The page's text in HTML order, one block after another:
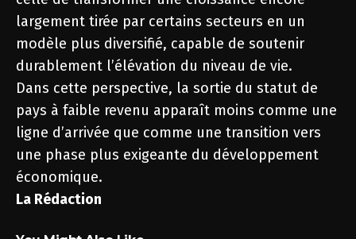
largement tirée par certains secteurs en un
modèle plus diversifié, capable de soutenir
durablement l’élévation du niveau de vie.
Dans cette perspective, la sortie du statut de
pays à faible revenu apparaît moins comme une
ligne d’arrivée que comme une transition vers
une phase plus exigeante du développement
économique.
La Rédaction